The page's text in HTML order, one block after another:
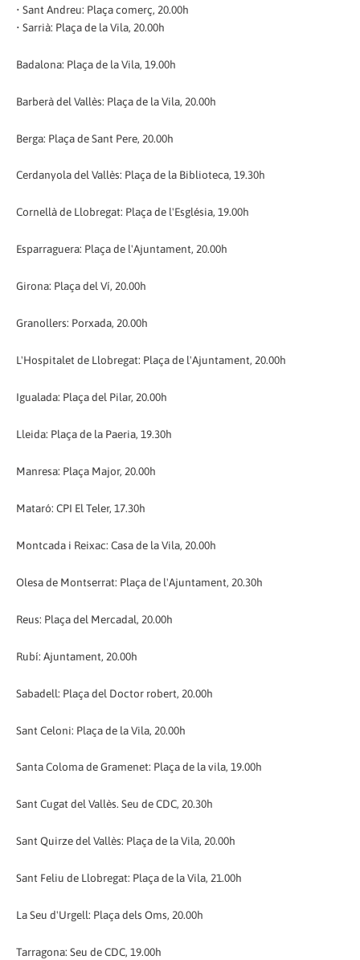
• Sant Andreu: Plaça comerç, 20.00h
• Sarrià: Plaça de la Vila, 20.00h
Badalona: Plaça de la Vila, 19.00h
Barberà del Vallès: Plaça de la Vila, 20.00h
Berga: Plaça de Sant Pere, 20.00h
Cerdanyola del Vallès: Plaça de la Biblioteca, 19.30h
Cornellà de Llobregat: Plaça de l'Església, 19.00h
Esparraguera: Plaça de l'Ajuntament, 20.00h
Girona: Plaça del Ví, 20.00h
Granollers: Porxada, 20.00h
L'Hospitalet de Llobregat: Plaça de l'Ajuntament, 20.00h
Igualada: Plaça del Pilar, 20.00h
Lleida: Plaça de la Paeria, 19.30h
Manresa: Plaça Major, 20.00h
Mataró: CPI El Teler, 17.30h
Montcada i Reixac: Casa de la Vila, 20.00h
Olesa de Montserrat: Plaça de l'Ajuntament, 20.30h
Reus: Plaça del Mercadal, 20.00h
Rubí: Ajuntament, 20.00h
Sabadell: Plaça del Doctor robert, 20.00h
Sant Celoni: Plaça de la Vila, 20.00h
Santa Coloma de Gramenet: Plaça de la vila, 19.00h
Sant Cugat del Vallès. Seu de CDC, 20.30h
Sant Quirze del Vallès: Plaça de la Vila, 20.00h
Sant Feliu de Llobregat: Plaça de la Vila, 21.00h
La Seu d'Urgell: Plaça dels Oms, 20.00h
Tarragona: Seu de CDC, 19.00h